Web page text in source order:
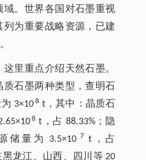
。世界各国对石墨重视
为重要战略资源，已建
里重点介绍天然石墨。
石墨两种类型，查明石
3×108 t，其中：晶质石
8 t，占 88.33%；隐
储量为 3.5×10 7 t，占
龙江、山西、四川等 20